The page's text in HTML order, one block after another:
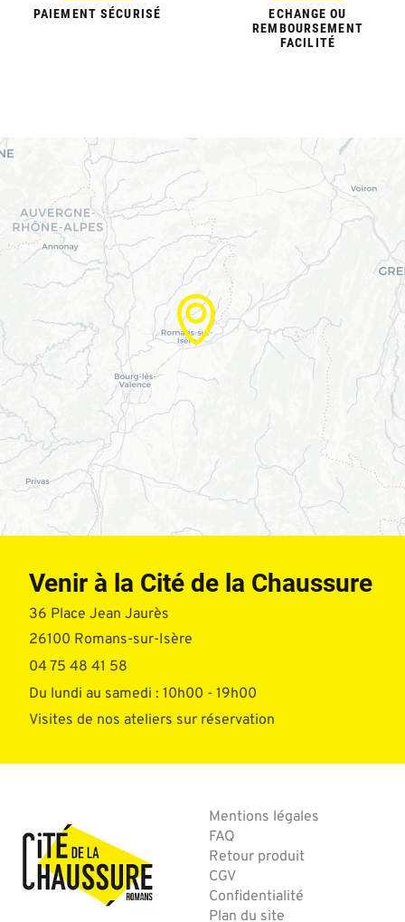
PAIEMENT SÉCURISÉ
ECHANGE OU
REMBOURSEMENT
FACILITÉ
Venir à la Cité de la Chaussure
36 Place Jean Jaurès
26100 Romans-sur-Isère
04 75 48 41 58
Du lundi au samedi : 10h00 - 19h00
Visites de nos ateliers sur réservation
Mentions légales
FAQ
Retour produit
CGV
Confidentialité
Plan du site